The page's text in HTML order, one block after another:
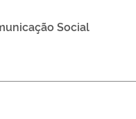
Social